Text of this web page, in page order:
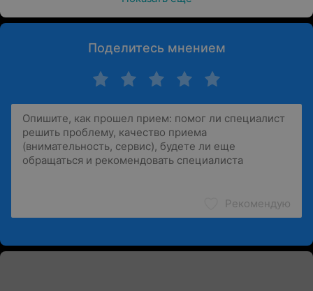
Поделитесь мнением
Рекомендую